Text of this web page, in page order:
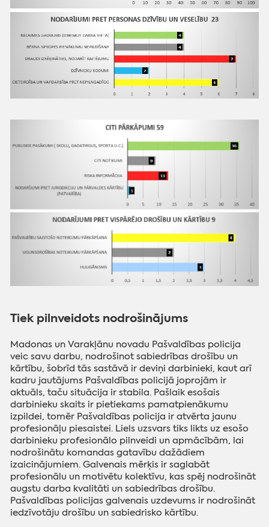
Tiek pilnveidots nodrošinājums
Madonas un Varakļānu novadu Pašvaldības policija
veic savu darbu, nodrošinot sabiedrības drošību un
kārtību, šobrīd tās sastāvā ir deviņi darbinieki, kaut arī
kadru jautājums Pašvaldības policijā joprojām ir
aktuāls, taču situācija ir stabila. Pašlaik esošais
darbinieku skaits ir pietiekams pamatpienākumu
izpildei, tomēr Pašvaldības policija ir atvērta jaunu
profesionāļu piesaistei. Liels uzsvars tiks likts uz esošo
darbinieku profesionālo pilnveidi un apmācībām, lai
nodrošinātu komandas gatavību dažādiem
izaicinājumiem. Galvenais mērķis ir saglabāt
profesionālu un motivētu kolektīvu, kas spēj nodrošināt
augstu darba kvalitāti un sabiedrības drošību.
Pašvaldības policijas galvenais uzdevums ir nodrošināt
iedzīvotāju drošību un sabiedrisko kārtību.